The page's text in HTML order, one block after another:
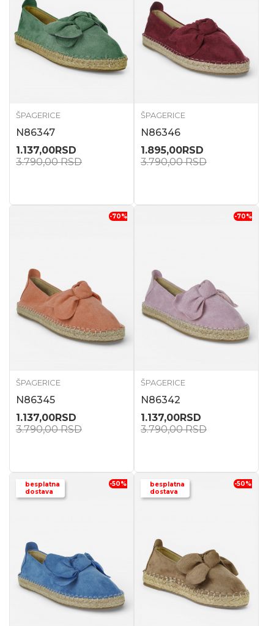
ŠPAGERICE
N86347
1.137,00RSD
3.790,00RSD
ŠPAGERICE
N86346
1.895,00RSD
3.790,00RSD
-70%
ŠPAGERICE
N86345
1.137,00RSD
3.790,00RSD
-70%
ŠPAGERICE
N86342
1.137,00RSD
3.790,00RSD
besplatna
dostava
-50%
besplatna
dostava
-50%